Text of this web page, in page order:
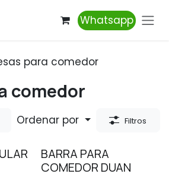
Whatsapp
para comedor
comedor
Ordenar por Filtros
BARRA PARA
COMEDOR DUAN